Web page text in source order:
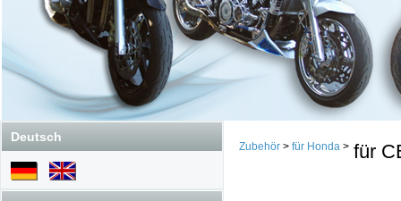
Deutsch
Zubehör > für Honda > für